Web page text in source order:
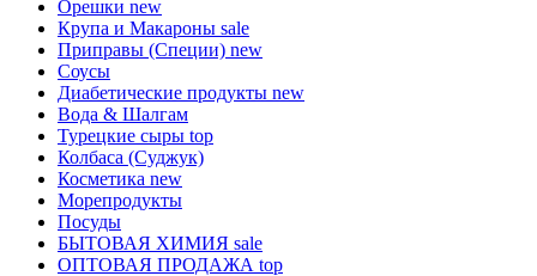
Орешки new
Крупа и Макароны sale
Приправы (Специи) new
Соусы
Диабетические продукты new
Вода & Шалгам
Турецкие сыры top
Колбаса (Суджук)
Косметика new
Морепродукты
Посуды
БЫТОВАЯ ХИМИЯ sale
ОПТОВАЯ ПРОДАЖА top